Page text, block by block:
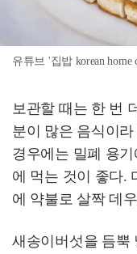
유튜브 '집밥 korean home
보관할 때는 한 번
분이 많은 음식이
경우에는 밀폐 용
에 먹는 것이 좋다.
에 약불로 살짝 데
새송이버섯을 듬뿍